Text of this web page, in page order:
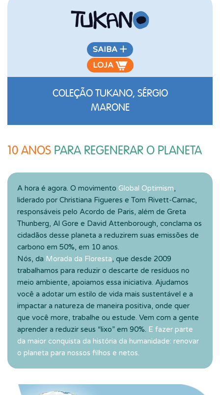
SAIBA +
LOJA
COLEÇÃOTUKANO, SÉRGIO
MARONE
10 ANOS PARA REGENERAR O PLANETA
A hora é agora. O movimento Global Optimism
liderado por Christiana Figueres e Tom Rivett-Carnac,
responsáveis pelo Acordo de Paris, além de Greta
Thunberg, Al Gore e David Attenborough, conclama os
cidadãos desse planeta a reduzirem suas emissões de
carbono em 50%, em 10 anos.
Nós, da Morada da Floresta , que desde 2009
trabalhamos para reduzir o descarte de resíduos no
meio ambiente, apoiamos essa iniciativa. Ajudamos
você a adotar um estilo de vida mais sustentável e a
impactar a natureza de maneira positiva, onde quer
que você more, trabalhe ou estude. Vem com a gente
aprender a reduzir seus “lixo” em 90%. E fazer parte
da maior conquista da história da humanidade: renovar
o planeta para nossos filhos e netos.